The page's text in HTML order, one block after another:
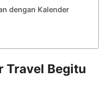
dengan Kalender
Travel Begitu